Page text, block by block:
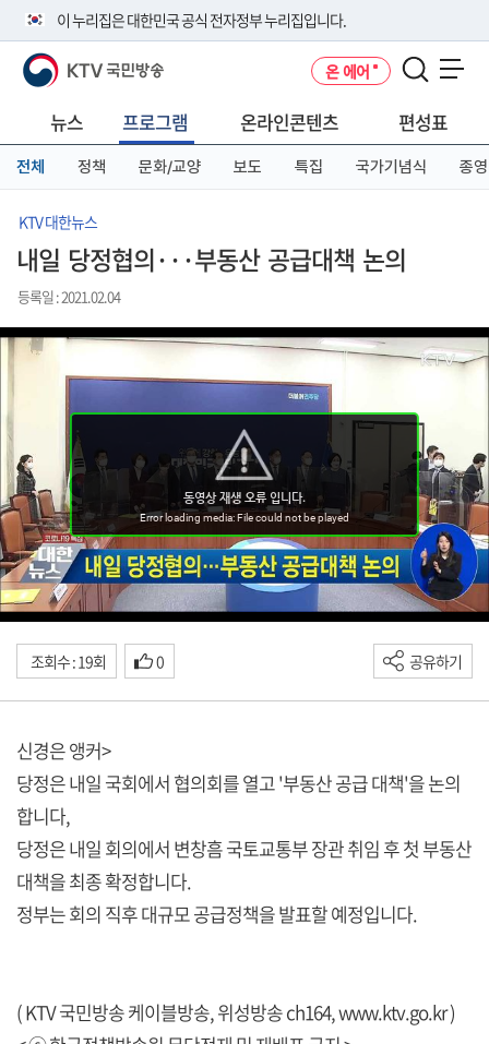
이 누리집은 대한민국 공식 전자정부 누리집입니다.
공식 누리집 주소 확인하기
니다.
이밖에 or.kr 또는 .kr등 다른 도메인 주소를 사용하고 있다면 아래 URL에
서 도메인 주소를 확인해 보세요
KTV 국민방송 온 에어
뉴스 프로그램 온라인콘텐츠 편성표
전체 정책 문화/교양 보도 특집 국가기념식 종영
KTV 대한뉴스
내일 당정협의···부동산 공급대책 논의
등록일 : 2021.02.04
조회수 : 19회 0 공유하기
신경은 앵커>
당정은 내일 국회에서 협의회를 열고 '부동산 공급 대책'을 논의
합니다,
당정은 내일 회의에서 변창흠 국토교통부 장관 취임 후 첫 부동산
대책을 최종 확정합니다.
정부는 회의 직후 대규모 공급정책을 발표할 예정입니다.
( KTV 국민방송 케이블방송, 위성방송 ch164,www.ktv.go.kr)